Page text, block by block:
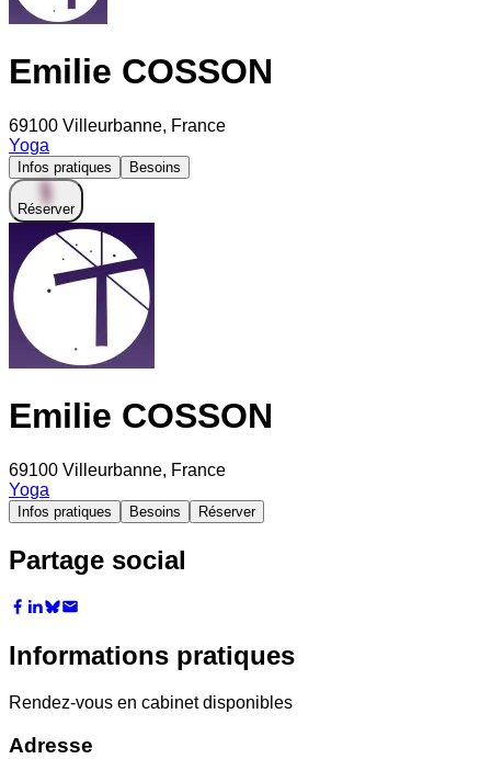
Emilie COSSON
69100 Villeurbanne, France
Yoga
Infos pratiques Besoins
Réserver
Emilie COSSON
69100 Villeurbanne, France
Yoga
Infos pratiques Besoins Réserver
Partage social
Informations pratiques
Rendez-vous en cabinet disponibles
Adresse